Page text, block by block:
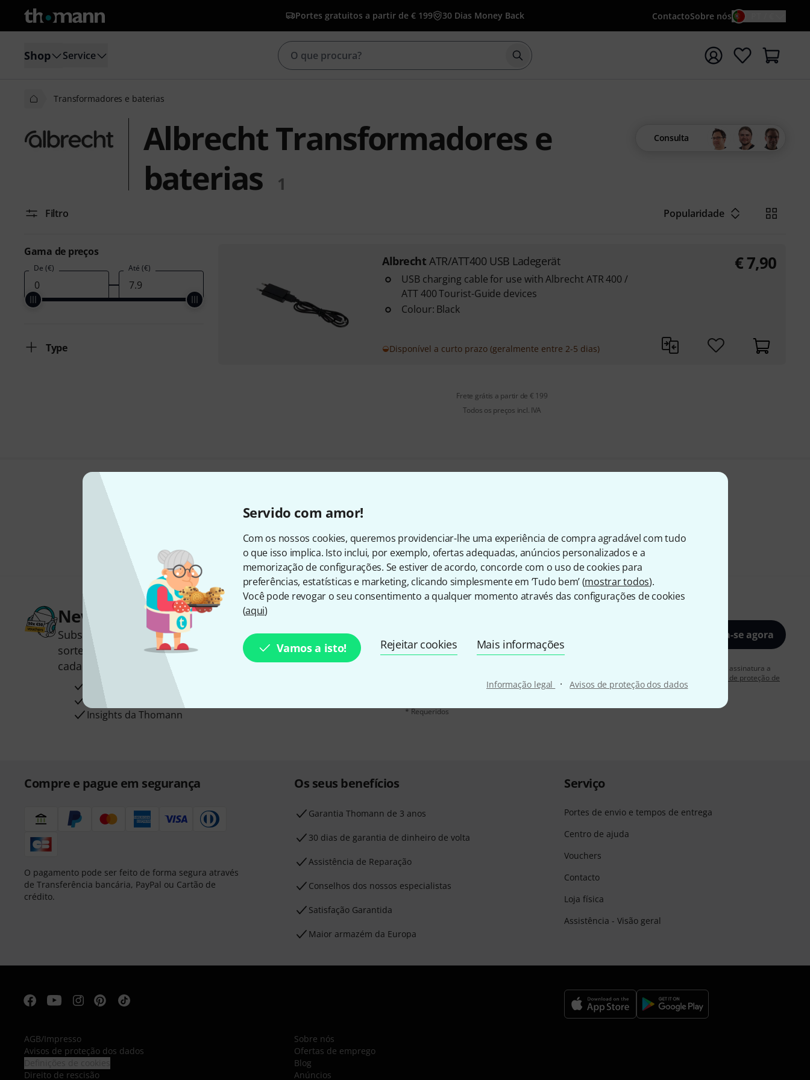
Servido com amor!
Com os nossos cookies, queremos providenciar-lhe uma experiência de compra agradável com tudo
o que isso implica. Isto inclui, por exemplo, ofertas adequadas, anúncios personalizados e a
memorização de configurações. Se estiver de acordo, concorde com o uso de cookies para
preferências, estatísticas e marketing, clicando simplesmente em ‘Tudo bem’ (mostrar todos).
Você pode revogar o seu consentimento a qualquer momento através das configurações de cookies
(aqui)
Vamos a isto! Rejeitar cookies Mais informações
Informação legal · Avisos de proteção dos dados
Portes gratuitos a partir de € 199 30 Dias Money Back ContactoSobre nós
Shop Service Iniciar pesquisa com o termo de pesquisa {searchTerm}
Transformadores e baterias
Albrecht Transformadores e
baterias
1
Consulta
Filtro Popularidade
Gama de preços
De (€) Até (€)
Type
Albrecht ATR/ATT400 USB Ladegerät
USB charging cable for use with Albrecht ATR 400 /
ATT 400 Tourist-Guide devices
Colour: Black
Disponível a curto prazo (geralmente entre 2-5 dias)
€7,90
Frete grátis a partir de € 199
Todos os preços incl. IVA
Newsletter Thomann
Subscreva a Newsletter da Thomann em inglês e com um pouco de
sorte você poderá ganhar um dos
50 vouchersno valor de50 €
cada!
Contribuições inspiradoras
Insights da Thomann
Inscreva-se agora
Ao clicar em "Inscreva-se agora", concordo em receber publicidade por e-mail. Posso cancelar a assinatura a
diretriz de proteção de
* Requeridos
Compre e pague em segurança
O pagamento pode ser feito de forma segura através
de Transferência bancária, PayPal ou Cartão de
crédito.
Os seus benefícios
Garantia Thomann de 3 anos
30 dias de garantia de dinheiro de volta
Assistência de Reparação
Conselhos dos nossos especialistas
Satisfação Garantida
Maior armazém da Europa
Serviço
Portes de envio e tempos de entrega
Centro de ajuda
Vouchers
Contacto
Loja física
Assistência - Visão geral
AGB/Impresso
Avisos de proteção dos dados
Direito de rescisão
Sobre nós
Ofertas de emprego
Blog
Anúncios